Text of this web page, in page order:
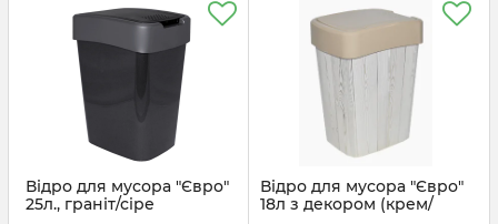
Відро для мусора "Євро"
25л., граніт/сіре
Відро для мусора "Євро"
18л з декором (крем/